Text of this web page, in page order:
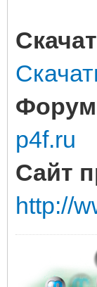
Форум
p4f.ru
Сайт
http://